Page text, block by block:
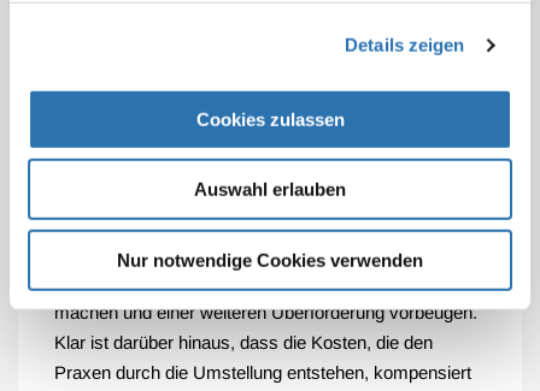
Details zeigen
Cookies zulassen
Auswahl erlauben
Nur notwendige Cookies verwenden
Arztpraxen von der Pflicht auszunehmen, Daten zur
Erhebung und Einspeisung von Patientendaten der
betroffenen Kategorien mit sich bringen. Die
Arztpraxen, die ohnehin schon unter einem hohen
bürokratischen Aufwand leiden, werden durch die
Umstellung zusätzlich belastet. Daher sollte die
machen und einer weiteren Überforderung vorbeugen.
Klar ist darüber hinaus, dass die Kosten, die den
Praxen durch die Umstellung entstehen, kompensiert